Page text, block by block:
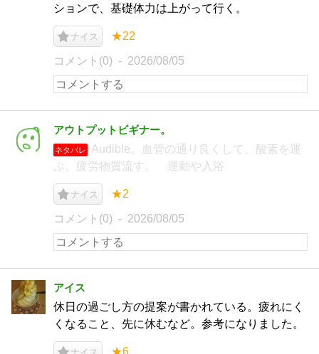
ションで、基礎体力は上がって行く。
ナイス ★22
コメント(0) 2026/08/05
アウトプットビギナー。
ネタバレ
Audible。血管の通り良くして、酸素を運
ぶ。疲労物質流す。 運動や入浴
ナイス ★2
コメント(0) 2026/08/05
アイス
休日の過ごし方の提案が書かれている。疲れにく
くなること、先に休むなど。参考になりました。
★6